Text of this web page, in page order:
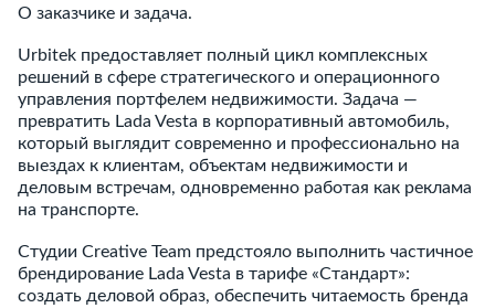
О заказчике и задача.
Urbitek предоставляет полный цикл комплексных
решений в сфере стратегического и операционного
управления портфелем недвижимости. Задача —
превратить Lada Vesta в корпоративный автомобиль,
который выглядит современно и профессионально на
выездах к клиентам, объектам недвижимости и
деловым встречам, одновременно работая как реклама
на транспорте.
Студии Creative Team предстояло выполнить частичное
брендирование Lada Vesta в тарифе «Стандарт»:
создать деловой образ, обеспечить читаемость бренда